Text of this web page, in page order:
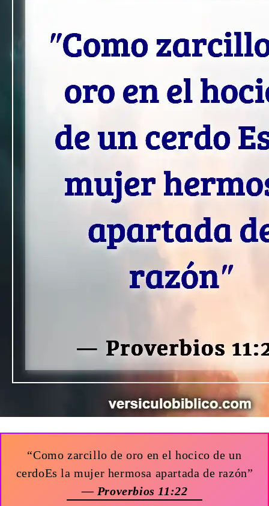
“Como zarcillo de oro en el hocico de un
cerdoEs la mujer hermosa apartada de razón”
— Proverbios 11:22